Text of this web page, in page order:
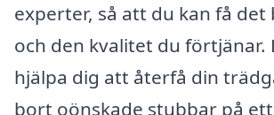
experter, så att du kan få det
och den kvalitet du förtjänar.
hjälpa dig att återfå din
bort oönskade stubbar på